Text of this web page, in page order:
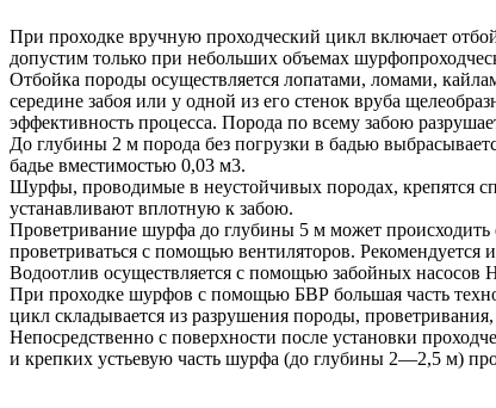
При проходке вручную проходческий цикл включает
допустим только при небольших объемах
Отбойка породы осуществляется лопатами, ломами,
середине забоя или у одной из его стенок вруба
эффективность процесса. Порода по всему забою
До глубины 2 м порода без погрузки в бадью
бадье вместимостью 0,03 м3.
Шурфы, проводимые в неустойчивых породах,
устанавливают вплотную к забою.
Проветривание шурфа до глубины 5 м может происходить
проветриваться с помощью вентиляторов.
Водоотлив осуществляется с помощью забойных насосов
При проходке шурфов с помощью БВР большая часть
цикл складывается из разрушения породы,
Непосредственно с поверхности после установки
и крепких устьевую часть шурфа (до глубины 2—2,5 м)